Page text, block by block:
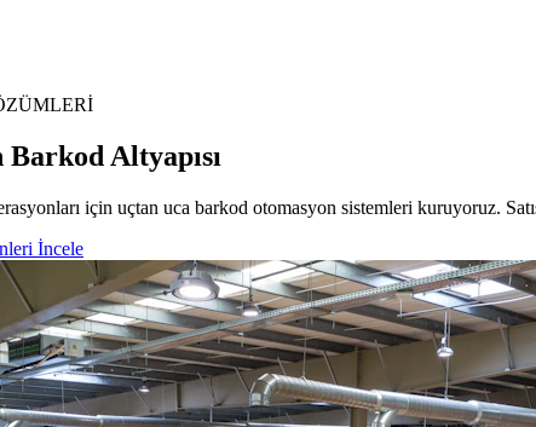
Altyapısı
için uçtan uca barkod otomasyon sistemleri kuruyoruz.
İncele